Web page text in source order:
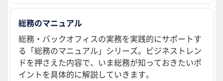
総務のマニュアル
総務・バックオフィスの実務を実践的にサポートす
る「総務のマニュアル」シリーズ。ビジネストレン
ドを押さえた内容で、いま総務が知っておきたいポ
イントを具体的に解説していきます。